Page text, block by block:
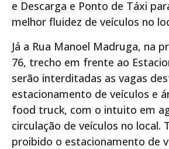
e Descarga e Ponto de Táxi
melhor fluidez de veículos no
Já a Rua Manoel Madruga, na
76, trecho em frente ao
serão interditadas as vagas
estacionamento de veículos e
food truck, com o intuito em
circulação de veículos no local.
proibido o estacionamento de